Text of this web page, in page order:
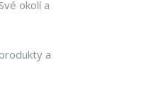
okolí a
a